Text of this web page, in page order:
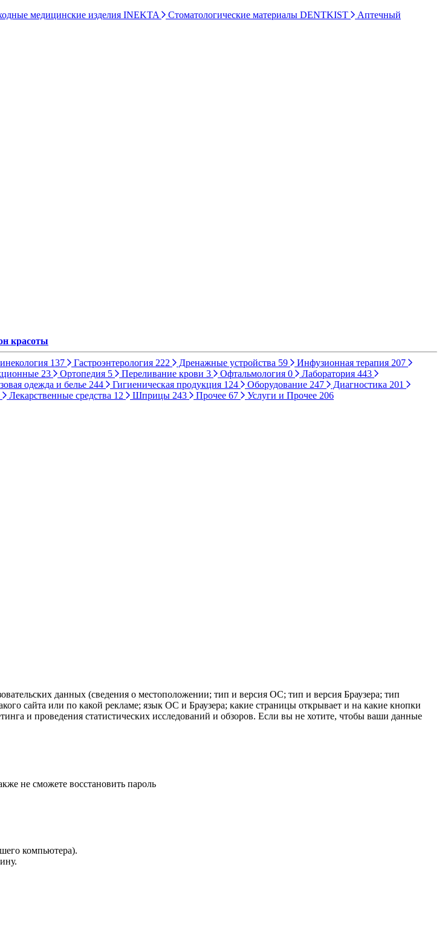
медицинские изделия INEKTA Стоматологические материалы DENTKIST
Аптечный
красоты
137 Гастроэнтерология 222 Дренажные устройства 59 Инфузионная терапия 207
23 Ортопедия 5 Переливание крови 3 Офтальмология 0 Лаборатория 443
одежда и белье 244 Гигиеническая продукция 124 Оборудование 247 Диагностика 201
Лекарственные средства 12 Шприцы 243 Прочее 67 Услуги и Прочее 206
данных (сведения о местоположении; тип и версия ОС; тип и версия Браузера; тип
сайта или по какой рекламе; язык ОС и Браузера; какие страницы открывает и на какие кнопки
и проведения статистических исследований и обзоров. Если вы не хотите, чтобы ваши данные
не сможете восстановить пароль
компьютера).